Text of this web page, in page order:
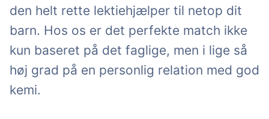
den helt rette lektiehjælper til netop dit
barn. Hos os er det perfekte match ikke
kun baseret på det faglige, men i lige så
høj grad på en personlig relation med god
kemi.